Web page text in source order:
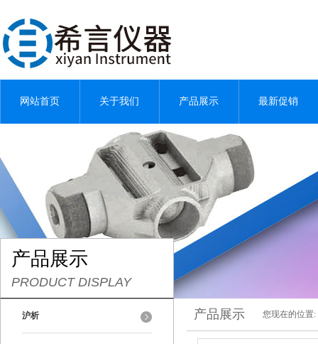
网站首页 关于我们 产品展示 最新促销
产品展示
PRODUCT DISPLAY
沪析 产品展示 您现在的位置: